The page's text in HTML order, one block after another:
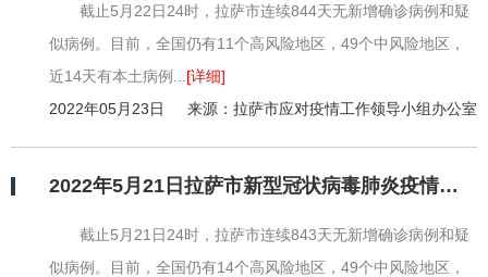
截止5月22日24时，拉萨市连续844天无新增确诊病例和疑
似病例。目前，全国仍有11个高风险地区，49个中风险地区，
近14天有本土病例... [详细]
2022年05月23日
来源：拉萨市应对疫情工作领导小组办公室
2022年5月21日拉萨市新型冠状病毒肺炎疫情情况
截止5月21日24时，拉萨市连续843天无新增确诊病例和疑
似病例。目前，全国仍有14个高风险地区，49个中风险地区，